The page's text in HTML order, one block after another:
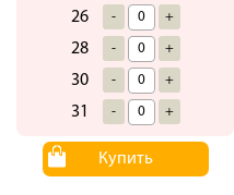
26 - +
28 - +
30 - +
31 - +
Купить